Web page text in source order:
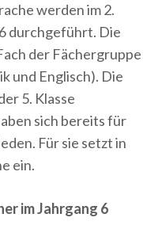
werden im 2.
durchgeführt. Die
der Fächergruppe
und Englisch). Die
5. Klasse
sich bereits für
Für sie setzt in
ein.
im Jahrgang 6